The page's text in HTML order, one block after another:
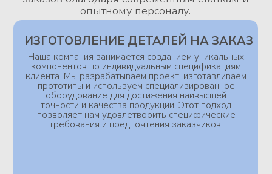
ТОЛЬКО СЕРИЙНОЕ
ПРОИЗВОДСТВО
Наша компания предлагает только серийное